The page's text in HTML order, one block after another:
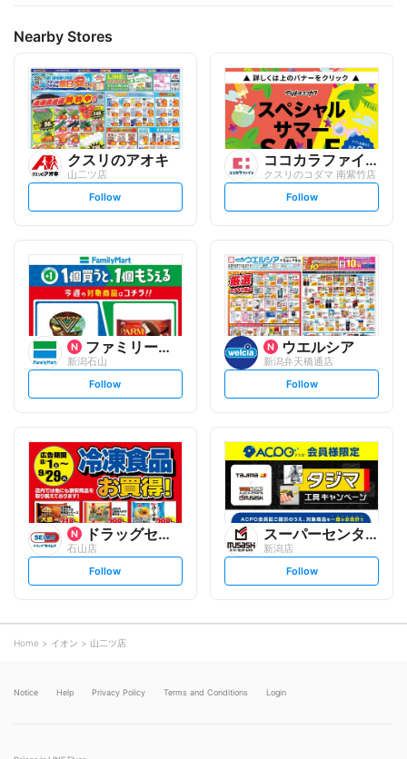
Nearby Stores
クスリのアオキ
山二ツ店
s
t
l
o
w
Follow
ココカラファイン
クスリのコダマ 南紫竹店
s
t
l
o
w
Follow
ファミリーマート
新潟石山
s
t
l
o
w
Follow
ウエルシア
新潟弁天橋通店
s
t
l
o
w
Follow
ドラッグセイムス
石山店
s
t
o
w
Follow
スーパーセンタームサシ
新潟店
s
t
Follow
Home イオン 山二ツ店
Notice Help Privacy Policy Terms and Conditions Login